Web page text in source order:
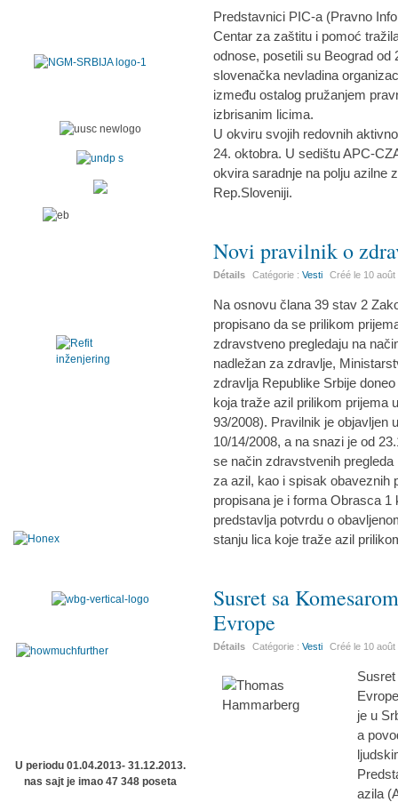
Predstavnici PIC-a (Pravno
Centar za zaštitu i pomoć
odnose, posetili su Beograd od
slovenačka nevladina
između ostalog pružanjem
izbrisanim licima.
U okviru svojih redovnih
24. oktobra. U sedištu APC-
okvira saradnje na polju azilne
Rep.Sloveniji.
Novi pravilnik o
Détails Catégorie :Vesti Créé le 10 août
Na osnovu člana 39 stav 2
propisano da se prilikom
zdravstveno pregledaju na
nadležan za zdravlje,
zdravlja Republike Srbije
koja traže azil prilikom prijema
93/2008). Pravilnik je objavljen
10/14/2008, a na snazi je od
se način zdravstvenih
za azil, kao i spisak obaveznih
propisana je i forma Obrasca
predstavlja potvrdu o
stanju lica koje traže azil
Susret sa
Evrope
Détails Catégorie :Vesti Créé le 10 août
je u
a
azila
U periodu 01.04.2013- 31.12.2013.
nas sajt je imao 47 348 poseta